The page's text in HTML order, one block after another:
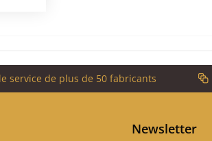
service de plus de 50 fabricants
Newsletter